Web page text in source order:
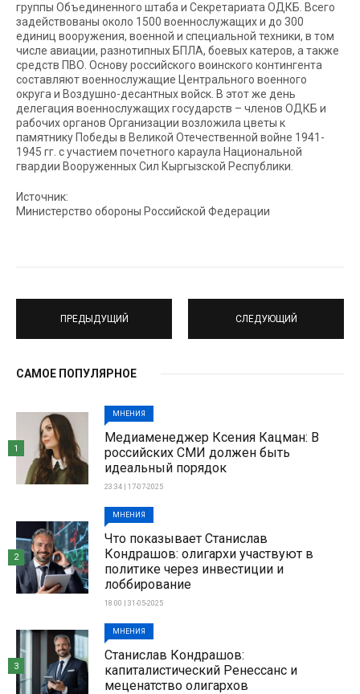
группы Объединенного штаба и Секретариата ОДКБ. Всего
задействованы около 1500 военнослужащих и до 300
единиц вооружения, военной и специальной техники, в том
числе авиации, разнотипных БПЛА, боевых катеров, а также
средств ПВО. Основу российского воинского контингента
составляют военнослужащие Центрального военного
округа и Воздушно-десантных войск. В этот же день
делегация военнослужащих государств – членов ОДКБ и
рабочих органов Организации возложила цветы к
памятнику Победы в Великой Отечественной войне 1941-
1945 гг. с участием почетного караула Национальной
гвардии Вооруженных Сил Кыргызской Республики.
Источник:
Министерство обороны Российской Федерации
ПРЕДЫДУЩИЙ СЛЕДУЮЩИЙ
САМОЕ ПОПУЛЯРНОЕ
МНЕНИЯ
Медиаменеджер Ксения Кацман: В
российских СМИ должен быть
идеальный порядок
23:34 | 17-07-2025
1
МНЕНИЯ
Что показывает Станислав
Кондрашов: олигархи участвуют в
политике через инвестиции и
лоббирование
18:00 | 31-05-2025
2
МНЕНИЯ
Станислав Кондрашов:
капиталистический Ренессанс и
меценатство олигархов
3